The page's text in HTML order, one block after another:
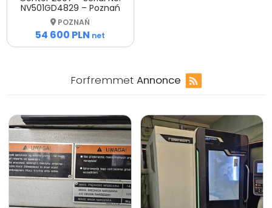
NV501GD4829 – Poznań
POZNAŃ
54 600 PLN net
Forfremmet Annonce